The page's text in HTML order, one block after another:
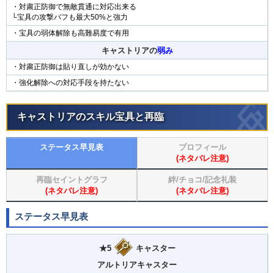
・対粛正防御で無敵貫通に対応出来る
└宝具の攻撃バフも最大50%と強力
・宝具の弱体解除も高難易度で有用
キャストリアの弱み
・対粛正防御は貼り直しが効かない
・強化解除への対応手段を持たない
キャストリアのスキル宝具と再臨
ステータス早見表
プロフィール
(ネタバレ注意)
再臨セイントグラフ
(ネタバレ注意)
絆/チョコ/記念礼装
(ネタバレ注意)
ステータス早見表
★5
キャスター
アルトリアキャスター